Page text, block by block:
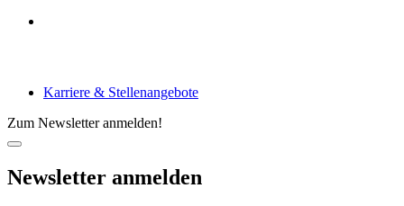
Karriere & Stellenangebote
Zum Newsletter anmelden!
Newsletter anmelden